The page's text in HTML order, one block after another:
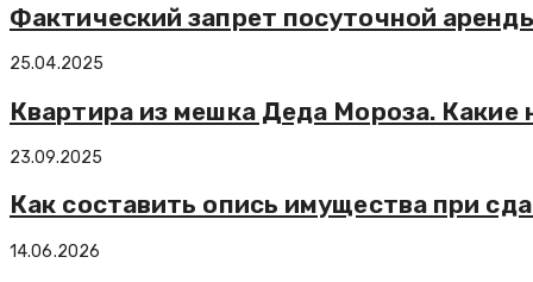
Фактический запрет посуточной
25.04.2025
Квартира из мешка Деда Мороза. Какие
23.09.2025
Как составить опись имущества при
14.06.2026